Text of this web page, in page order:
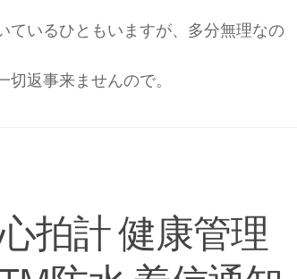
ているひともいますが、多分無理なの
事来ませんので。
拍計 健康管理